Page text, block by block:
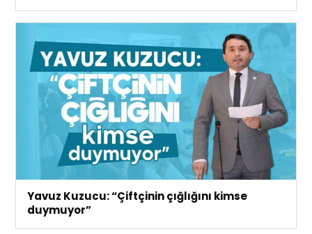
Yavuz Kuzucu: “Çiftçinin çığlığını kimse
duymuyor”